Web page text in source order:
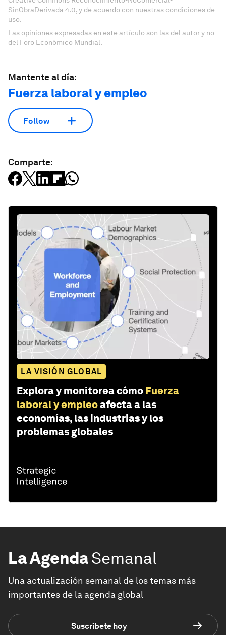
SinObraDerivada 4.0, y de acuerdo con nuestras condiciones de
uso.
Las opiniones expresadas en este artículo son las del autor y no
del Foro Económico Mundial.
Mantente al día:
Fuerza laboral y empleo
Follow
Comparte:
LA VISIÓN GLOBAL
Explora y monitorea cómo Fuerza
laboral y empleoafecta a las
economías, las industrias y los
problemas globales
La AgendaSemanal
Una actualización semanal de los temas más
importantes de la agenda global
Suscríbete hoy